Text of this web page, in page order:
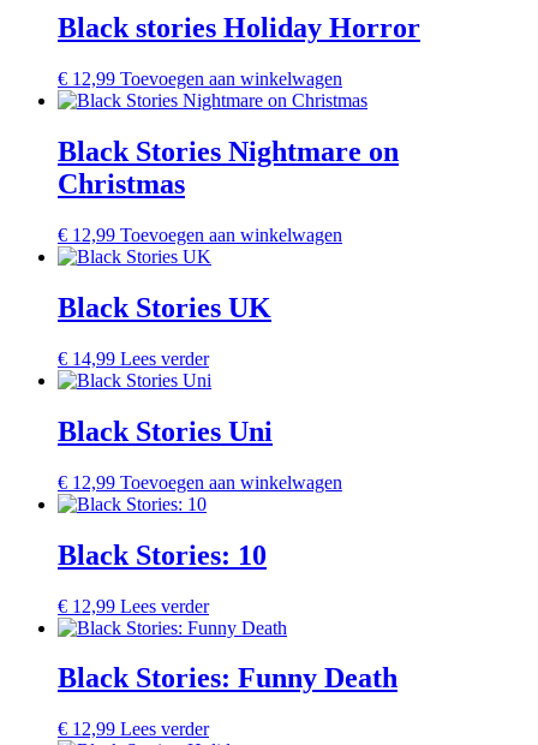
Black stories Holiday Horror
€ 12,99 Toevoegen aan winkelwagen
Black Stories Nightmare on
Christmas
€ 12,99 Toevoegen aan winkelwagen
Black Stories UK
€ 14,99 Lees verder
Black Stories Uni
€ 12,99 Toevoegen aan winkelwagen
Black Stories: 10
€ 12,99 Lees verder
Black Stories: Funny Death
€ 12,99 Lees verder